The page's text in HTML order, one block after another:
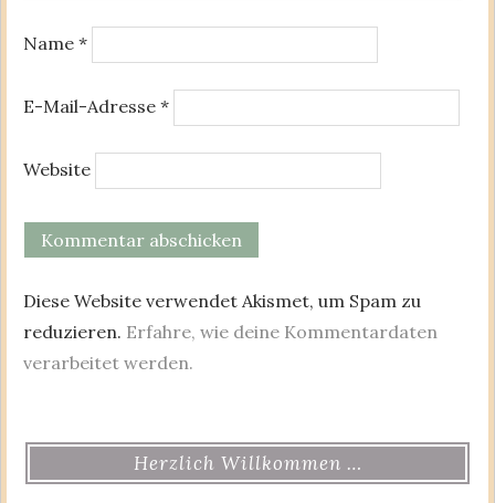
Name *
E-Mail-Adresse *
Website
Diese Website verwendet Akismet, um Spam zu
reduzieren. Erfahre, wie deine Kommentardaten
verarbeitet werden.
Herzlich Willkommen …